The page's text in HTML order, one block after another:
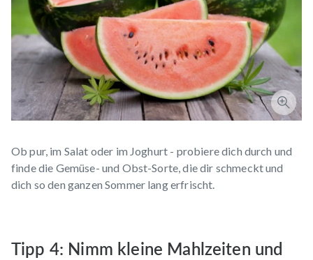
Ob pur, im Salat oder im Joghurt - probiere dich durch und
finde die Gemüse- und Obst-Sorte, die dir schmeckt und
dich so den ganzen Sommer lang erfrischt.
Tipp 4: Nimm kleine Mahlzeiten und